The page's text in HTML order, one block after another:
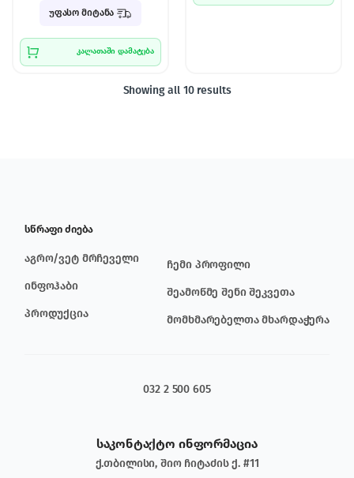
უფასო მიტანა
კალათაში დამატება
Showing all 10 results
სწრაფი ძიება
აგრო/ვეტ მრჩეველი
ინფოჰაბი
პროდუქცია
ჩემი პროფილი
შეამოწმე შენი შეკვეთა
მომხმარებელთა მხარდაჭერა
032 2 500 605
საკონტაქტო ინფორმაცია
ქ.თბილისი, შიო ჩიტაძის ქ. #11